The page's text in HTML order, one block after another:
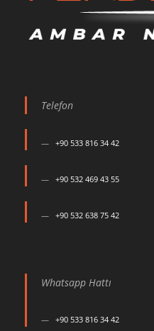
Telefon
+90 533 816 34 42
+90 532 469 43 55
+90 532 638 75 42
Whatsapp Hattı
+90 533 816 34 42